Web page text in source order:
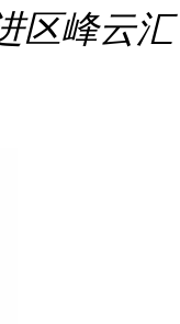
区峰云汇